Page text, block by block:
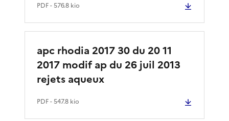
PDF- 576.8 kio
apc rhodia 2017 30 du 20 11
2017 modif ap du 26 juil 2013
rejets aqueux
PDF- 547.8 kio